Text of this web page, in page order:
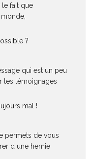
le fait que
?
qui est un peu
les témoignages
mal !
permets de vous
d une hernie